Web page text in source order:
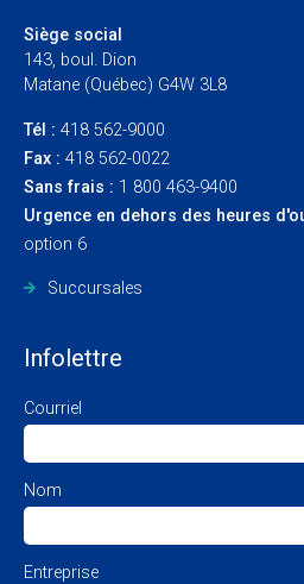
Siège social
143, boul. Dion
Matane (Québec) G4W 3L8
Tél : 418 562-9000
Fax : 418 562-0022
Sans frais : 1 800 463-9400
Urgence en dehors des heures
option 6
Succursales
Infolettre
Courriel
Nom
Entreprise